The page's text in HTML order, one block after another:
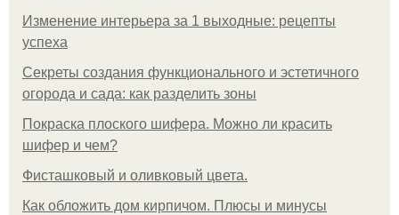
Изменение интерьера за 1 выходные: рецепты
успеха
Секреты создания функционального и эстетичного
огорода и сада: как разделить зоны
Покраска плоского шифера. Можно ли красить
шифер и чем?
Фисташковый и оливковый цвета.
Как обложить дом кирпичом. Плюсы и минусы